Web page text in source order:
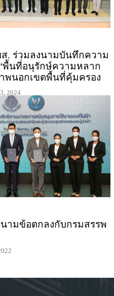
ส. ร่วมลงนามบันทึกความ
พื้นที่อนุรักษ์ความหลาก
พนอกเขตพื้นที่คุ้มครอง
2024
นามข้อตกลงกับกรมสรรพ